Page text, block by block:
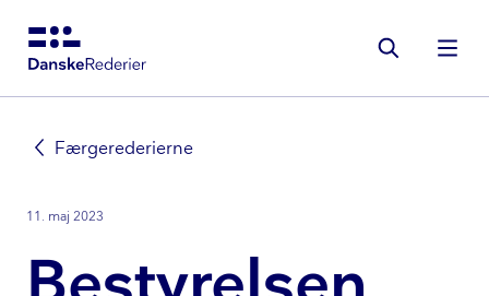
Gå
Færgerederierne
11. maj 2023